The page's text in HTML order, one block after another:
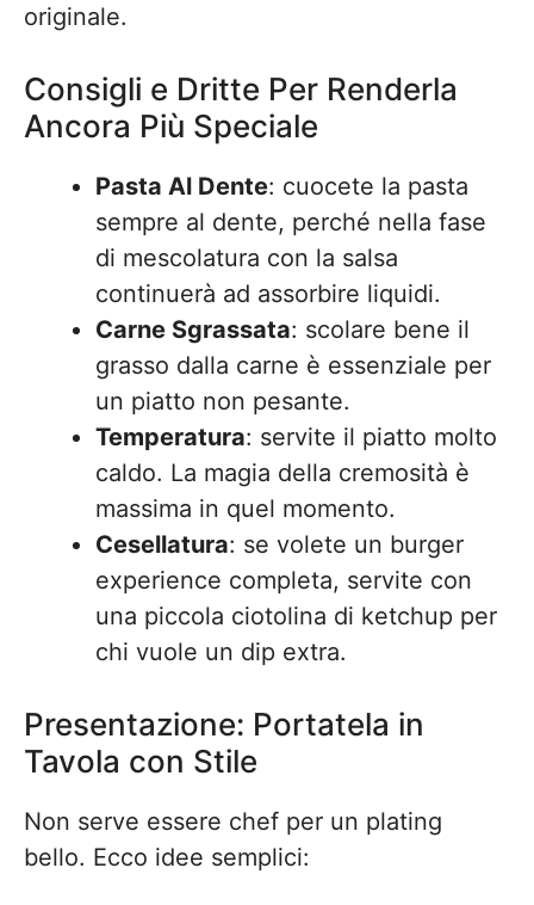
originale.
Consigli e Dritte Per Renderla
Ancora Più Speciale
Pasta Al Dente: cuocete la pasta
sempre al dente, perché nella fase
di mescolatura con la salsa
continuerà ad assorbire liquidi.
Carne Sgrassata: scolare bene il
grasso dalla carne è essenziale per
un piatto non pesante.
Temperatura: servite il piatto molto
caldo. La magia della cremosità è
massima in quel momento.
Cesellatura: se volete un burger
experience completa, servite con
una piccola ciotolina di ketchup per
chi vuole un dip extra.
Presentazione: Portatela in
Tavola con Stile
Non serve essere chef per un plating
bello. Ecco idee semplici: